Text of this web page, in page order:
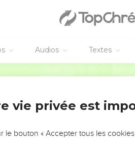
Audios Textes
DE L’ANNÉE !
LES VOTRES ?
vie privée est
le bouton « Accepter tous les